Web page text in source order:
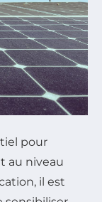
pour
au niveau
il est